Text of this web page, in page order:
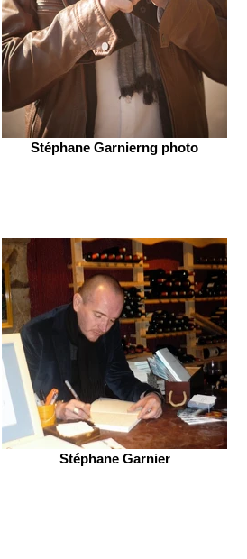
Stéphane Garnierng photo
Stéphane Garnier